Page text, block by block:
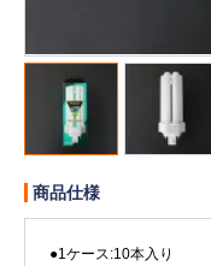
デジタ
商品仕様
●1ケース:10本入り